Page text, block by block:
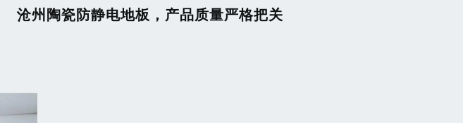
沧州陶瓷防静电地板，产品质量严格把关